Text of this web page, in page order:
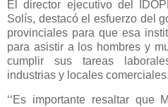
El director ejecutivo del
Solís, destacó el esfuerzo del
provinciales para que esa
para asistir a los hombres y
cumplir sus tareas
industrias y locales comerciales.
‘‘Es importante resaltar que